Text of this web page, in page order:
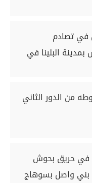
مصابين في تصادم
البلينا في
من الدور الثاني
في حريق بحوش
بني واصل بسوهاج